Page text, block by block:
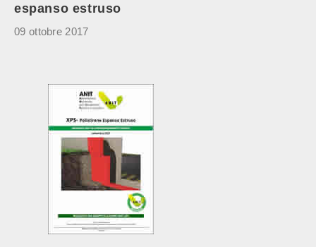
espanso estruso
09 ottobre 2017